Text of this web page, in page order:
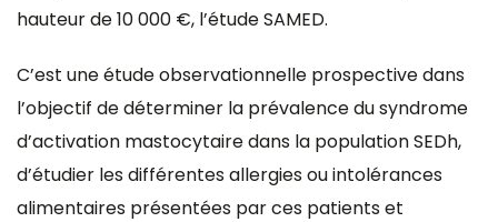
hauteur de 10 000 €, l’étude SAMED.
C’est une étude observationnelle prospective dans
l’objectif de déterminer la prévalence du syndrome
d’activation mastocytaire dans la population SEDh,
d’étudier les différentes allergies ou intolérances
alimentaires présentées par ces patients et